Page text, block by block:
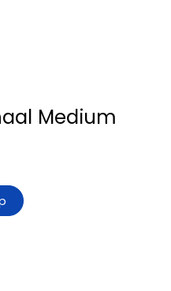
Medium